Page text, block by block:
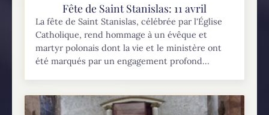
Fête de Saint Stanislas: 11 avril
La fête de Saint Stanislas, célébrée par l'Église
Catholique, rend hommage à un évêque et
martyr polonais dont la vie et le ministère ont
été marqués par un engagement profond...